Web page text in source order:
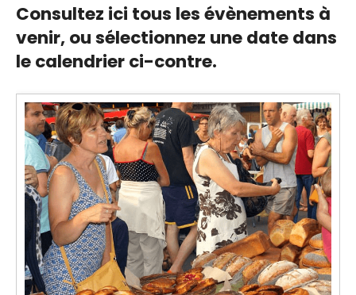
Consultez ici tous les évènements à
venir,ou sélectionnez une date dans
le calendrier ci-contre.